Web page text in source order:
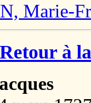
Marie-
Retour à